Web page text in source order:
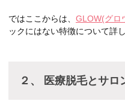
ではここからは、 GLOW(グロ
ックにはない特徴について詳
２、 医療脱毛とサロ